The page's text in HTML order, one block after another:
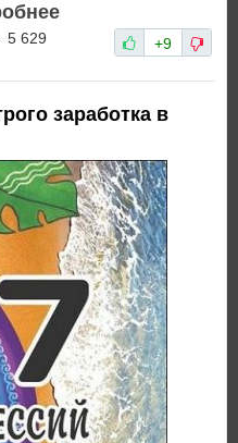
5 629 +9
заработка в